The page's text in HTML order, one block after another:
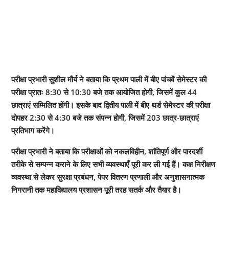
परीक्षा प्रभारी सुशील मौर्य ने बताया कि प्रथम पाली में बीए पांचवें सेमेस्टर की
परीक्षा प्रातः 8:30 से 10:30 बजे तक आयोजित होगी, जिसमें कुल 44
छात्राएं सम्मिलित होंगी। इसके बाद द्वितीय पाली में बीए थर्ड सेमेस्टर की परीक्षा
दोपहर 2:30 से 4:30 बजे तक संपन्न होगी, जिसमें 203 छात्र-छात्राएं
प्रतिभाग करेंगे।
परीक्षा प्रभारी ने बताया कि परीक्षाओं को नकलविहीन, शांतिपूर्ण और पारदर्शी
तरीके से सम्पन्न कराने के लिए सभी व्यवस्थाएँ पूरी कर ली गई हैं। कक्ष निरीक्षण
व्यवस्था से लेकर सुरक्षा प्रबंधन, पेपर वितरण प्रणाली और अनुशासनात्मक
निगरानी तक महाविद्यालय प्रशासन पूरी तरह सतर्क और तैयार है।